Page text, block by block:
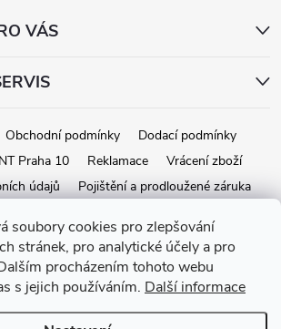
soubory cookies pro zlepšování
stránek, pro analytické účely a pro
procházením tohoto webu
s jejich používáním. Další informace
VÁS
Obchodní podmínky
Dodací podmínky
Praha 10
Reklamace
Vrácení zboží
údajů
Pojištění a prodloužené záruka
Vytvořil Shoptet
. Všechna práva vyhrazena.Upravit nastavení
cookies